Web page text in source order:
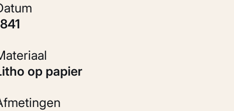
Datum
1841
Materiaal
Litho op papier
Afmetingen